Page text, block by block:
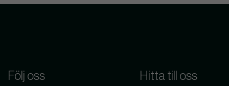
Följ oss Hitta till oss